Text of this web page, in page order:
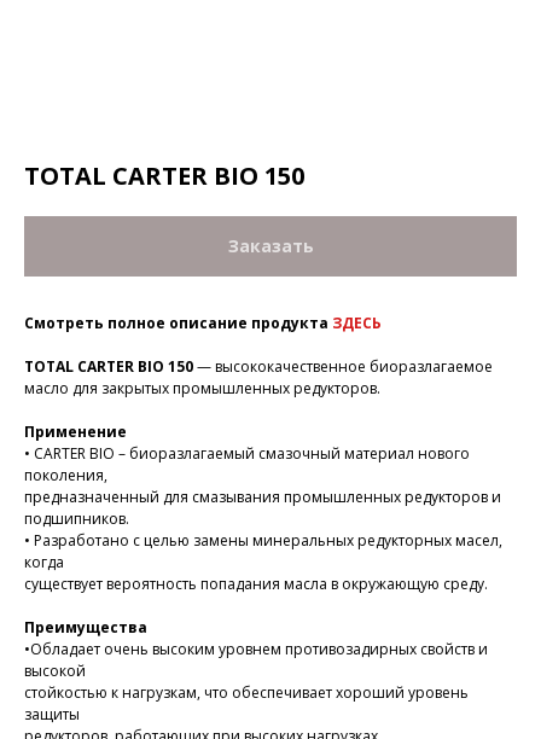
TOTAL CARTER BIO 150
Заказать
Смотреть полное описание продукта ЗДЕСЬ
TOTAL CARTER BIO 150— высококачественное биоразлагаемое
масло для закрытых промышленных редукторов.
Применение
• CARTER BIO – биоразлагаемый смазочный материал нового
поколения,
предназначенный для смазывания промышленных редукторов и
подшипников.
• Разработано с целью замены минеральных редукторных масел,
когда
существует вероятность попадания масла в окружающую среду.
Преимущества
•Обладает очень высоким уровнем противозадирных свойств и
высокой
стойкостью к нагрузкам, что обеспечивает хороший уровень
защиты